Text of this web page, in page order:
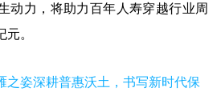
动力，将助力百年人寿穿越行业周
。
之姿深耕普惠沃土，书写新时代保